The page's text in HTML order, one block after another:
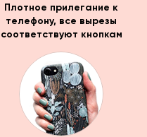
Плотное прилегание к
телефону, все вырезы
соответствуют кнопкам